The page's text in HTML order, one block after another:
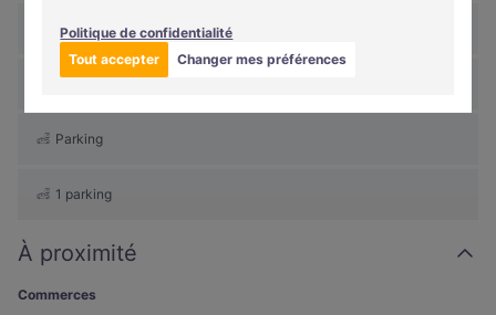
Politique de confidentialité
Tout accepter
Changer mes préférences
Type de chauffage : Electrique
Parking
1 parking
À proximité
Commerces